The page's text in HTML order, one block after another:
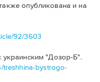
опубликована и на
92/3603
украинским "Дозор-Б".
treshhina-bystrogo-